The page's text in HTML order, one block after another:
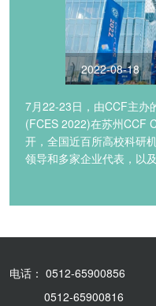
2022-08-18
7月22-23日，由CCF主办
(FCES 2022)在苏州CCF
开，全国近百所高校科研
领导和多家企业代表，以
电话： 0512-65900856
0512-65900816